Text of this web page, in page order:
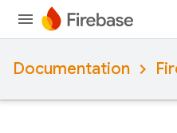
Documentation